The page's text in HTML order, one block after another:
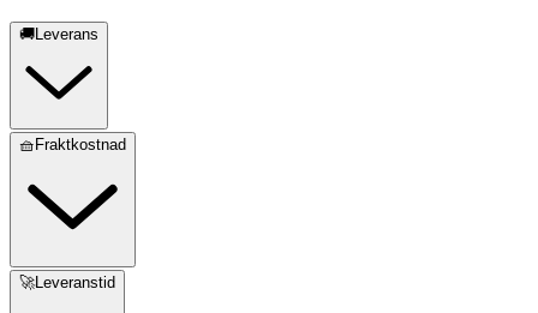
🚚Leverans
🧺Fraktkostnad
🚀Leveranstid